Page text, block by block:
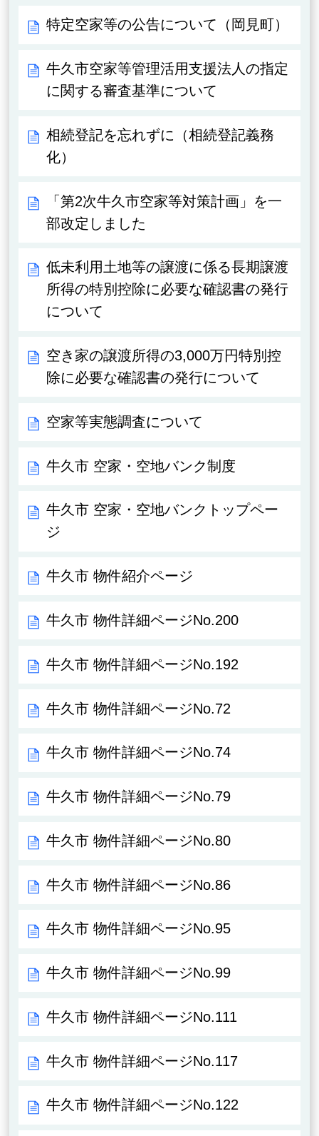
特定空家等の公告について（岡見町）
牛久市空家等管理活用支援法人の指定
に関する審査基準について
相続登記を忘れずに（相続登記義務
化）
「第2次牛久市空家等対策計画」を一
部改定しました
低未利用土地等の譲渡に係る長期譲渡
所得の特別控除に必要な確認書の発行
について
空き家の譲渡所得の3,000万円特別控
除に必要な確認書の発行について
空家等実態調査について
牛久市 空家・空地バンク制度
牛久市 空家・空地バンクトップペー
ジ
牛久市 物件紹介ページ
牛久市 物件詳細ページNo.200
牛久市 物件詳細ページNo.192
牛久市 物件詳細ページNo.72
牛久市 物件詳細ページNo.74
牛久市 物件詳細ページNo.79
牛久市 物件詳細ページNo.80
牛久市 物件詳細ページNo.86
牛久市 物件詳細ページNo.95
牛久市 物件詳細ページNo.99
牛久市 物件詳細ページNo.111
牛久市 物件詳細ページNo.117
牛久市 物件詳細ページNo.122